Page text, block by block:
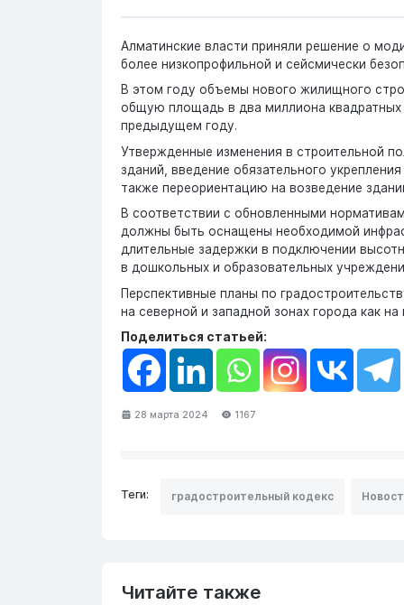
Алматинские власти приняли решение о
более низкопрофильной и сейсмически
В этом году объемы нового жилищного
общую площадь в два миллиона
предыдущем году.
Утвержденные изменения в строительной
зданий, введение обязательного
также переориентацию на возведение
В соответствии с обновленными
должны быть оснащены необходимой
длительные задержки в подключении
в дошкольных и образовательных
Перспективные планы по
на северной и западной зонах города как
Поделиться статьей:
28 марта 2024 1167
Теги: градостроительный кодекс
Читайте также